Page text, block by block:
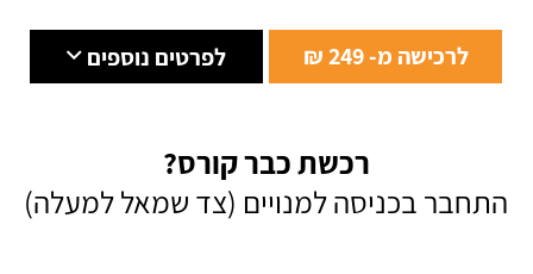
לרכישה מ- 249 ₪ לפרטים נוספים
רכשת כבר קורס?
התחבר בכניסה למנויים (צד שמאל למעלה)